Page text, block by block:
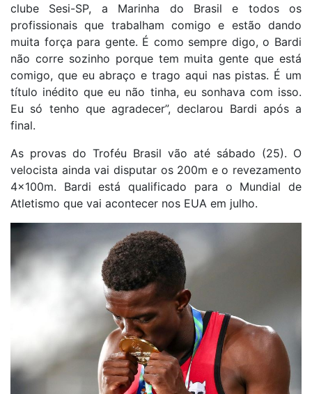
clube Sesi-SP, a Marinha do Brasil e todos os
profissionais que trabalham comigo e estão dando
muita força para gente. É como sempre digo, o Bardi
não corre sozinho porque tem muita gente que está
comigo, que eu abraço e trago aqui nas pistas. É um
título inédito que eu não tinha, eu sonhava com isso.
Eu só tenho que agradecer”, declarou Bardi após a
final.
As provas do Troféu Brasil vão até sábado (25). O
velocista ainda vai disputar os 200m e o revezamento
4x100m. Bardi está qualificado para o Mundial de
Atletismo que vai acontecer nos EUA em julho.